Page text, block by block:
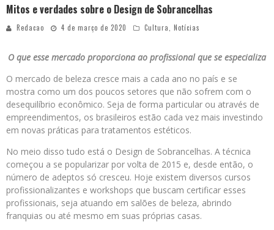
Mitos e verdades sobre o Design de Sobrancelhas
Redacao 4 de março de 2020 Cultura Notícias
O que esse mercado proporciona ao profissional que se especializa
O mercado de beleza cresce mais a cada ano no país e se
mostra como um dos poucos setores que não sofrem com o
desequilíbrio econômico. Seja de forma particular ou através de
empreendimentos, os brasileiros estão cada vez mais investindo
em novas práticas para tratamentos estéticos.
No meio disso tudo está o Design de Sobrancelhas. A técnica
começou a se popularizar por volta de 2015 e, desde então, o
número de adeptos só cresceu. Hoje existem diversos cursos
profissionalizantes e workshops que buscam certificar esses
profissionais, seja atuando em salões de beleza, abrindo
franquias ou até mesmo em suas próprias casas.